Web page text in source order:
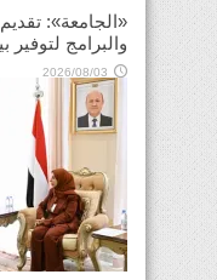
«الجامعة»:
والبرامج لتوفير
2026/08/03